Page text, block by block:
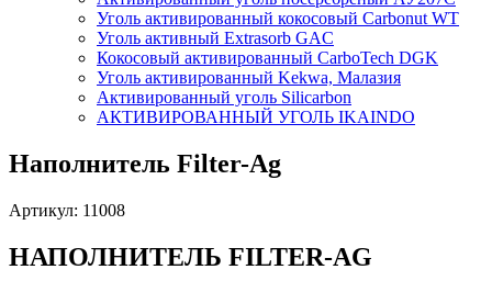
Уголь активированный кокосовый Carbonut WT
Уголь активный Extrasorb GAС
Кокосовый активированный CarboTech DGK
Уголь активированный Kekwa, Малазия
Активированный уголь Silicarbon
АКТИВИРОВАННЫЙ УГОЛЬ IKAINDO
Наполнитель Filter-Ag
Артикул: 11008
НАПОЛНИТЕЛЬ FILTER-AG